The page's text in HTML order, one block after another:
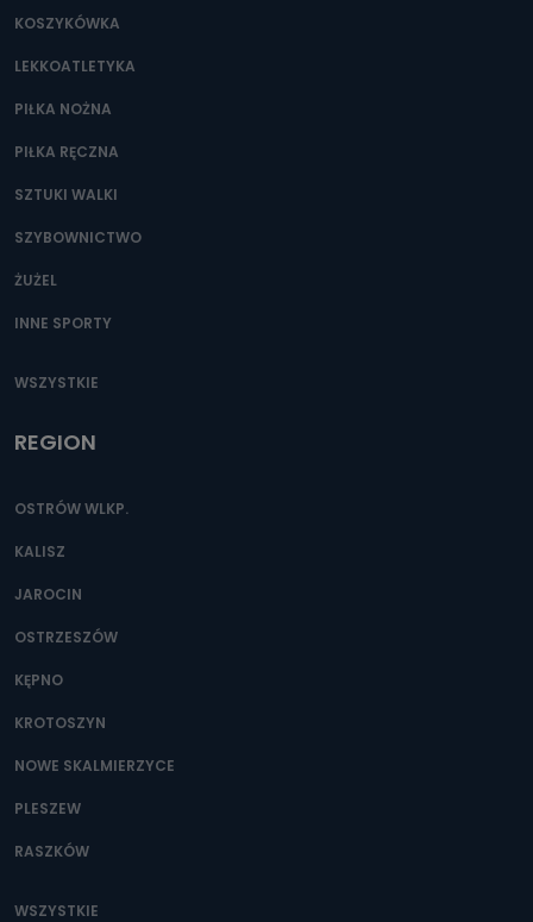
KOSZYKÓWKA
LEKKOATLETYKA
PIŁKA NOŻNA
PIŁKA RĘCZNA
SZTUKI WALKI
SZYBOWNICTWO
ŻUŻEL
INNE SPORTY
WSZYSTKIE
REGION
OSTRÓW WLKP.
KALISZ
JAROCIN
OSTRZESZÓW
KĘPNO
KROTOSZYN
NOWE SKALMIERZYCE
PLESZEW
RASZKÓW
WSZYSTKIE